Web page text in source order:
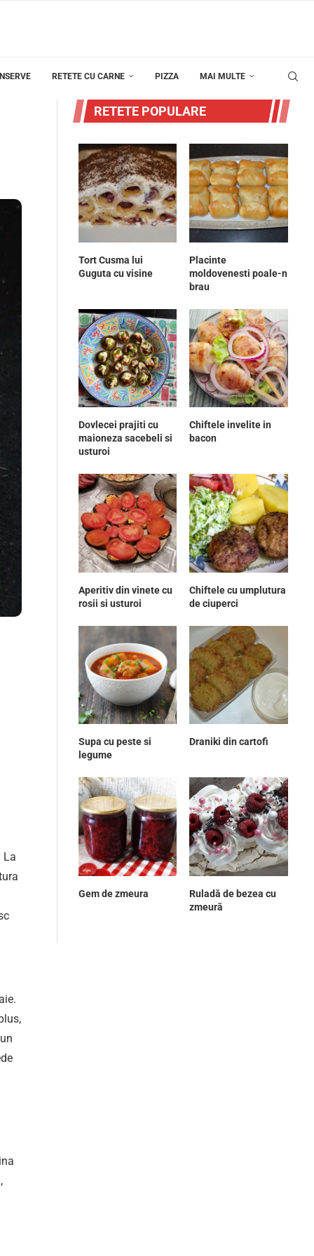
RETETE CU CARNE PIZZA MAI MULTE
La
RETETE POPULARE
Tort Cusma lui
Guguta cu visine
Placinte
moldovenesti poale-n
brau
Dovlecei prajiti cu
maioneza sacebeli si
usturoi
Chiftele invelite in
bacon
Aperitiv din vinete cu
rosii si usturoi
Chiftele cu umplutura
de ciuperci
Supa cu peste si
legume
Draniki din cartofi
Gem de zmeura
Ruladă de bezea cu
zmeură